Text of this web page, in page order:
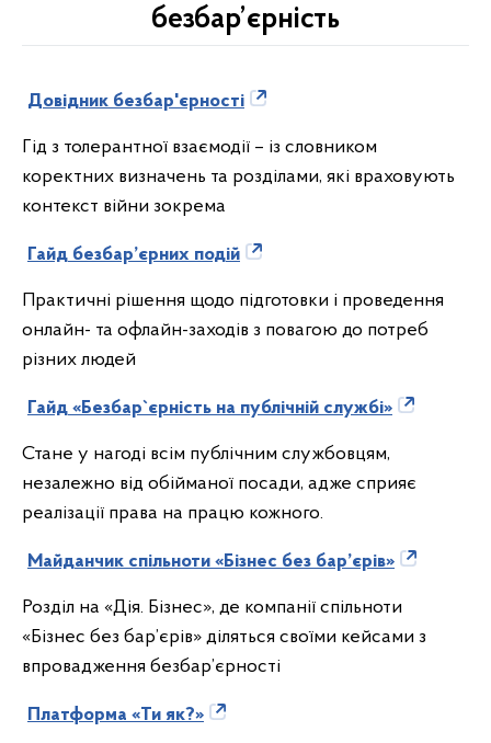
безбар’єрність
Довідник безбар'єрності
Гід з толерантної взаємодії – із словником
коректних визначень та розділами, які враховують
контекст війни зокрема
Гайд безбар’єрних подій
Практичні рішення щодо підготовки і проведення
онлайн- та офлайн-заходів з повагою до потреб
різних людей
Гайд «Безбар`єрність на публічній службі»
Стане у нагоді всім публічним службовцям,
незалежно від обійманої посади, адже сприяє
реалізації права на працю кожного.
Майданчик спільноти «Бізнес без бар’єрів»
Розділ на «Дія. Бізнес», де компанії спільноти
«Бізнес без бар’єрів» діляться своїми кейсами з
впровадження безбар’єрності
Платформа «Ти як?»